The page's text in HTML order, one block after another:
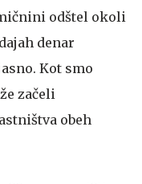
odštel okoli
denar
Kot smo
začeli
obeh